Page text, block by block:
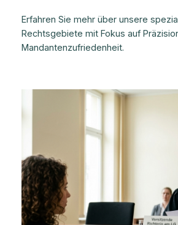
Erfahren Sie mehr über unsere
Rechtsgebiete mit Fokus auf
Mandantenzufriedenheit.